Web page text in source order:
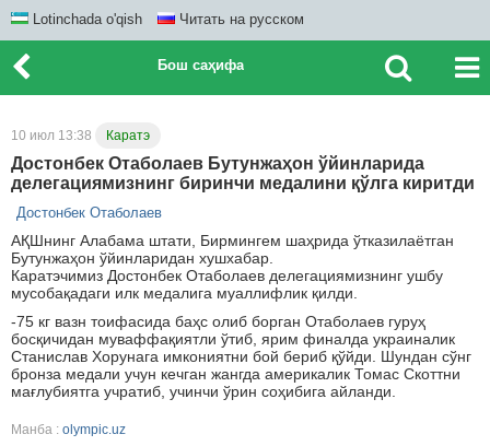
Lotinchada o'qish Читать на русском
Бош саҳифа
10 июл 13:38 Каратэ
Достонбек Отаболаев Бутунжаҳон ўйинларида
делегациямизнинг биринчи медалини қўлга киритди
Достонбек Отаболаев
АҚШнинг Алабама штати, Бирмингем шаҳрида ўтказилаётган
Бутунжаҳон ўйинларидан хушхабар.
Каратэчимиз Достонбек Отаболаев делегациямизнинг ушбу
мусобақадаги илк медалига муаллифлик қилди.
-75 кг вазн тоифасида баҳс олиб борган Отаболаев гуруҳ
босқичидан муваффақиятли ўтиб, ярим финалда украиналик
Станислав Хорунага имкониятни бой бериб қўйди. Шундан сўнг
бронза медали учун кечган жангда америкалик Томас Скоттни
мағлубиятга учратиб, учинчи ўрин соҳибига айланди.
Манба : olympic.uz